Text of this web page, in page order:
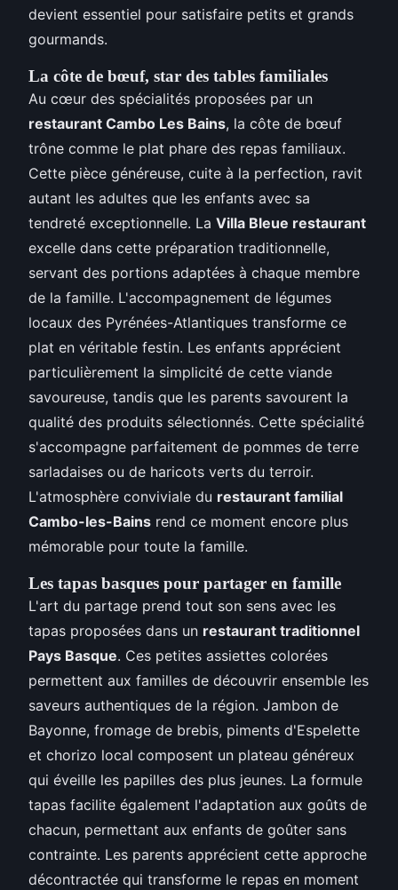
devient essentiel pour satisfaire petits et grands
gourmands.
La côte de bœuf, star des tables familiales
Au cœur des spécialités proposées par un
restaurant Cambo Les Bains, la côte de bœuf
trône comme le plat phare des repas familiaux.
Cette pièce généreuse, cuite à la perfection, ravit
autant les adultes que les enfants avec sa
tendreté exceptionnelle. La Villa Bleue restaurant
excelle dans cette préparation traditionnelle,
servant des portions adaptées à chaque membre
de la famille. L'accompagnement de légumes
locaux des Pyrénées-Atlantiques transforme ce
plat en véritable festin. Les enfants apprécient
particulièrement la simplicité de cette viande
savoureuse, tandis que les parents savourent la
qualité des produits sélectionnés. Cette spécialité
s'accompagne parfaitement de pommes de terre
sarladaises ou de haricots verts du terroir.
L'atmosphère conviviale du restaurant familial
Cambo-les-Bains rend ce moment encore plus
mémorable pour toute la famille.
Les tapas basques pour partager en famille
L'art du partage prend tout son sens avec les
tapas proposées dans un restaurant traditionnel
Pays Basque. Ces petites assiettes colorées
permettent aux familles de découvrir ensemble les
saveurs authentiques de la région. Jambon de
Bayonne, fromage de brebis, piments d'Espelette
et chorizo local composent un plateau généreux
qui éveille les papilles des plus jeunes. La formule
tapas facilite également l'adaptation aux goûts de
chacun, permettant aux enfants de goûter sans
contrainte. Les parents apprécient cette approche
décontractée qui transforme le repas en moment